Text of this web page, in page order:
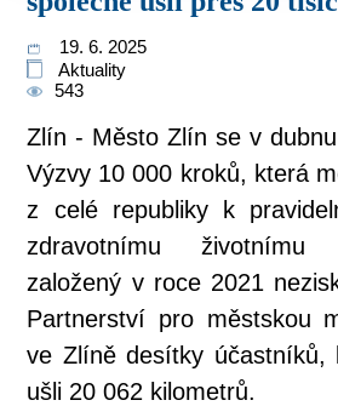
19. 6. 2025
Aktuality
543
Zlín - Město Zlín se v
Výzvy 10 000 kroků, která
z celé republiky k
zdravotnímu
založený v roce 2021
Partnerství pro městskou
ve Zlíně desítky účastníků,
ušli 20 062 kilometrů.